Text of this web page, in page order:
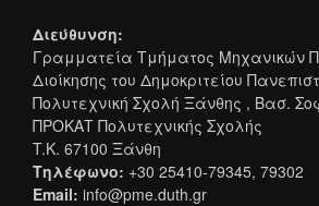
Διεύθυνση:
Γραμματεία Τμήματος Μηχανικών
Διοίκησης του Δημοκριτείου
Πολυτεχνική Σχολή Ξάνθης , Βασ.
ΠΡΟΚΑΤ Πολυτεχνικής Σχολής
T.K. 67100 Ξάνθη
Τηλέφωνο: +30 25410-79345, 79302
Email: info@pme.duth.gr